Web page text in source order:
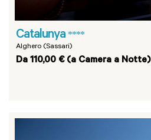
Catalunya ****
Alghero (Sassari)
Da 110,00 € (a Camera a Notte)